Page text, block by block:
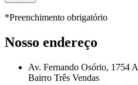
*Preenchimento obrigatório
Nosso endereço
Av. Fernando Osório, 1754 A
Bairro Três Vendas